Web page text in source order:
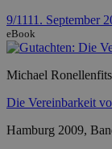
9/1111. September
eBook
Michael
Die Vereinbarkeit
Hamburg 2009,